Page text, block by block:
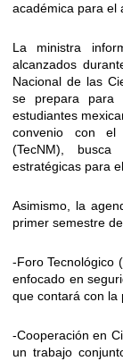
académica para el
La ministra
alcanzados
Nacional de las
se prepara para
estudiantes
convenio con el
(TecNM),
estratégicas para
Asimismo, la
primer semestre
-Foro Tecnológico
enfocado en
que contará con la
-Cooperación en
un trabajo